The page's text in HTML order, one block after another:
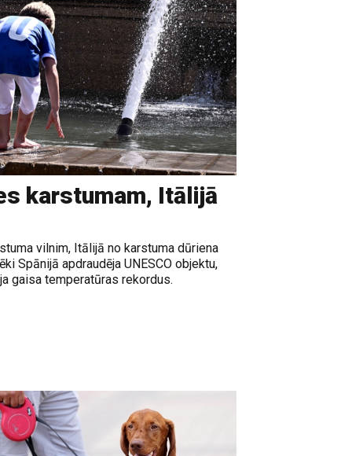
karstumam, Itālijā
vilnim, Itālijā no karstuma dūriena
Spānijā apdraudēja UNESCO objektu,
gaisa temperatūras rekordus.